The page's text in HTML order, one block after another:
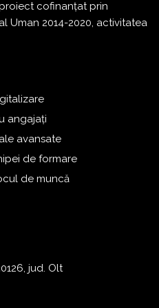
cofinanțat prin
Uman 2014-2020, activitatea
angajați
avansate
de formare
de muncă
jud. Olt